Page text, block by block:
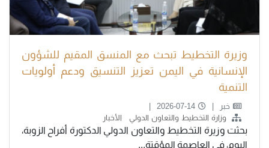
وزيرة التخطيط تبحث مع المنسق المقيم للشؤون
الإنسانية في اليمن تعزيز التنسيق ودعم أولويات
التنمية
خبر
2026-07-14
وزارة التخطيط والتعاون الدولي
الأخبار
بحثت وزيرة التخطيط والتعاون الدولي الدكتورة أفراح الزوبة،
اليوم، في العاصمة المؤقتة...